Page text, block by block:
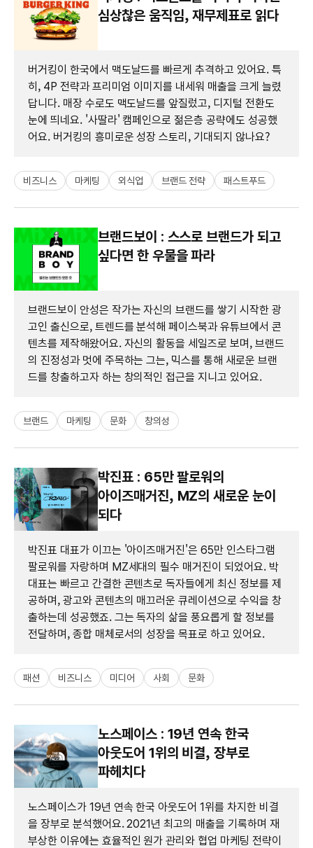
심상찮은 움직임, 재무제표로 읽다
버거킹이 한국에서 맥도날드를 빠르게 추격하고 있어요. 특
히, 4P 전략과 프리미엄 이미지를 내세워 매출을 크게 늘렸
답니다. 매장 수로도 맥도날드를 앞질렀고, 디지털 전환도
눈에 띄네요. '사딸라' 캠페인으로 젊은층 공략에도 성공했
어요. 버거킹의 흥미로운 성장 스토리, 기대되지 않나요?
비즈니스 마케팅 외식업 브랜드 전략 패스트푸드
브랜드보이 : 스스로 브랜드가 되고
싶다면 한 우물을 파라
브랜드보이 안성은 작가는 자신의 브랜드를 쌓기 시작한 광
고인 출신으로, 트렌드를 분석해 페이스북과 유튜브에서 콘
텐츠를 제작해왔어요. 자신의 활동을 세일즈로 보며, 브랜드
의 진정성과 멋에 주목하는 그는, 믹스를 통해 새로운 브랜
드를 창출하고자 하는 창의적인 접근을 지니고 있어요.
브랜드 마케팅 문화 창의성
박진표 : 65만 팔로워의
아이즈매거진, MZ의 새로운 눈이
되다
박진표 대표가 이끄는 '아이즈매거진'은 65만 인스타그램
팔로워를 자랑하며 MZ세대의 필수 매거진이 되었어요. 박
대표는 빠르고 간결한 콘텐츠로 독자들에게 최신 정보를 제
공하며, 광고와 콘텐츠의 매끄러운 큐레이션으로 수익을 창
출하는데 성공했죠. 그는 독자의 삶을 풍요롭게 할 정보를
전달하며, 종합 매체로서의 성장을 목표로 하고 있어요.
패션 비즈니스 미디어 사회 문화
노스페이스 : 19년 연속 한국
아웃도어 1위의 비결, 장부로
파헤치다
노스페이스가 19년 연속 한국 아웃도어 1위를 차지한 비결
을 장부로 분석했어요. 2021년 최고의 매출을 기록하며 재
부상한 이유에는 효율적인 원가 관리와 협업 마케팅 전략이